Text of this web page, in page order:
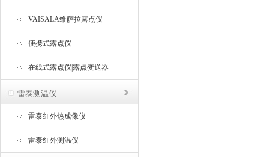
VAISALA维萨拉露点仪
便携式露点仪
在线式露点仪|露点变送器
雷泰测温仪
雷泰红外热成像仪
雷泰红外测温仪